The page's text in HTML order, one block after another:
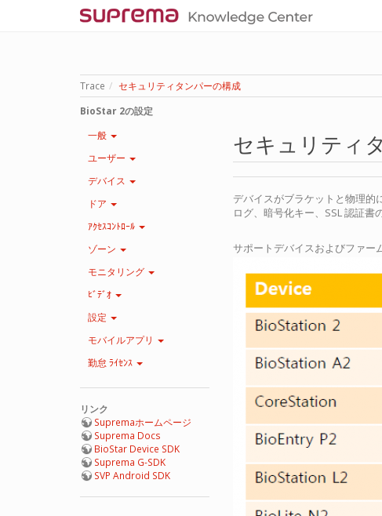
Trace
セキュリティタンパーの構成
BioStar 2の設定
一般
ユーザー
デバイス
ドア
ｱｸｾｽｺﾝﾄﾛｰﾙ
ゾーン
モニタリング
ﾋﾞﾃﾞｵ
設定
モバイルアプリ
勤怠 ﾗｲｾﾝｽ
リンク
Supremaホームページ
Suprema Docs
BioStar Device SDK
Suprema G-SDK
SVP Android SDK
セキュリティ
デバイスがブラケットと物理的
ログ、暗号化キー、SSL 認証書
サポートデバイスおよびファー